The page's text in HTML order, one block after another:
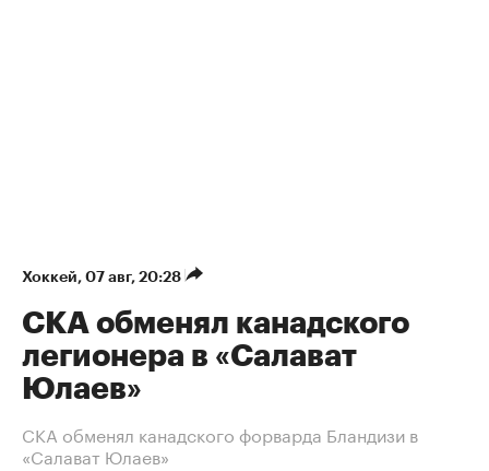
Хоккей⁠, 07 авг, 20:28
СКА обменял канадского
легионера в «Салават
Юлаев»
СКА обменял канадского форварда Бландизи в
«Салават Юлаев»